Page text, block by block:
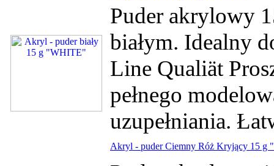
Puder akrylowy
białym. Idealny
Line Qualiät
pełnego
uzupełniania.
Akryl - puder Ciemny Róż Kryjący 15 g